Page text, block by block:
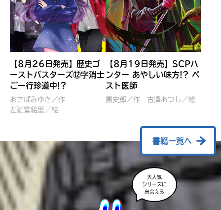
ぼくたちのマインクラフト
冒険記 エンチャント剣
VS暴走モブ
営委員会／協力
レッツゴー！まいぜんシス
ターズ とつぜん、王様に
佐久間さのすけ／絵
【8月26日発売】歴史ゴ
ーストバスターズ⑫字消士
ご一行珍道中!?
あさばみゆき／作
左近堂絵里／絵
【8月19日発売】SCPハ
ンター あやしい味方!? ペ
スト医師
黒史郎／作 古澤あつし／絵
書籍一覧へ
大人気
シリーズに
出会える